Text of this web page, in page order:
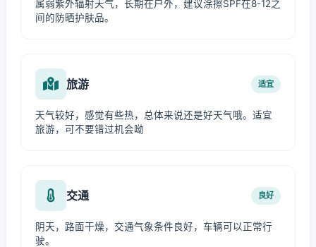
属弱紫外辐射天气，长期在户外，建议涂擦SPF在8-12之
间的防晒护肤品。
旅游 适宜
天气较好，感觉有些热，总体来说还是好天气哦。适宜
旅游，可不要错过机会呦
交通 良好
阴天，路面干燥，交通气象条件良好，车辆可以正常行
驶。